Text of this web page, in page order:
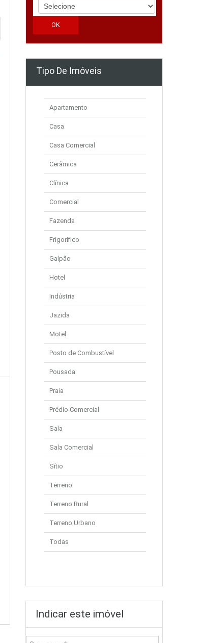
Tipo De Imóveis
Apartamento
Casa
Casa Comercial
Cerâmica
Clínica
Comercial
Fazenda
Frigorífico
Galpão
Hotel
Indústria
Jazida
Motel
Posto de Combustível
Pousada
Praia
Prédio Comercial
Sala
Sala Comercial
Sítio
Terreno
Terreno Rural
Terreno Urbano
Todas
Indicar este imóvel